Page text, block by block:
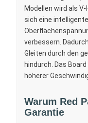
Modellen wird als
sich eine
verbessern.
Gleiten durch den
hindurch. Das
höherer
Warum Red
Garantie